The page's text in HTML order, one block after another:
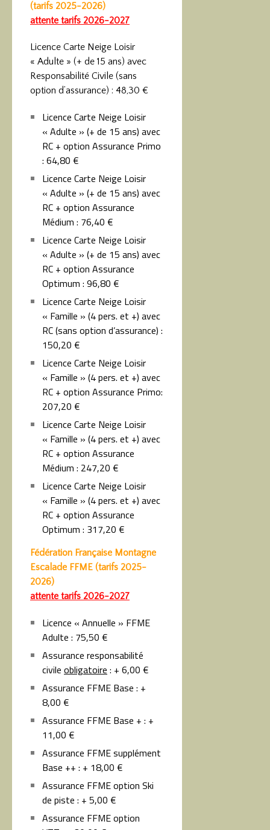
(tarifs 2025-2026)
attente tarifs 2026-2027
Licence Carte Neige Loisir
« Adulte » (+ de 15 ans) avec
Responsabilité Civile (sans
option d’assurance) : 48,30 €
Licence Carte Neige Loisir
« Adulte » (+ de 15 ans) avec
RC + option Assurance Primo
: 64,80 €
Licence Carte Neige Loisir
« Adulte » (+ de 15 ans) avec
RC + option Assurance
Médium : 76,40 €
Licence Carte Neige Loisir
« Adulte » (+ de 15 ans) avec
RC + option Assurance
Optimum : 96,80 €
Licence Carte Neige Loisir
« Famille » (4 pers. et +) avec
RC (sans option d’assurance) :
150,20 €
Licence Carte Neige Loisir
« Famille » (4 pers. et +) avec
RC + option Assurance Primo:
207,20 €
Licence Carte Neige Loisir
« Famille » (4 pers. et +) avec
RC + option Assurance
Médium : 247,20 €
Licence Carte Neige Loisir
« Famille » (4 pers. et +) avec
RC + option Assurance
Optimum : 317,20 €
Fédération Française Montagne
Escalade FFME (tarifs 2025-
2026)
attente tarifs 2026-2027
Licence « Annuelle » FFME
Adulte : 75,50 €
Assurance responsabilité
civile obligatoire : + 6,00 €
Assurance FFME Base : +
8,00 €
Assurance FFME Base + : +
11,00 €
Assurance FFME supplément
Base ++ : + 18,00 €
Assurance FFME option Ski
de piste : + 5,00 €
Assurance FFME option